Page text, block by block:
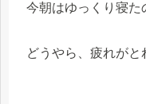
今朝はゆっくり寝た
どうやら、疲れがと